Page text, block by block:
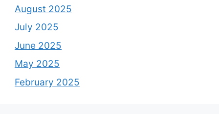
August 2025
July 2025
June 2025
May 2025
February 2025